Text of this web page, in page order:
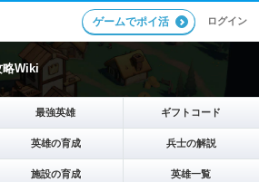
ゲームでポイ活 ログイン
略Wiki
最強英雄 ギフトコード
英雄の育成 兵士の解説
施設の育成 英雄一覧